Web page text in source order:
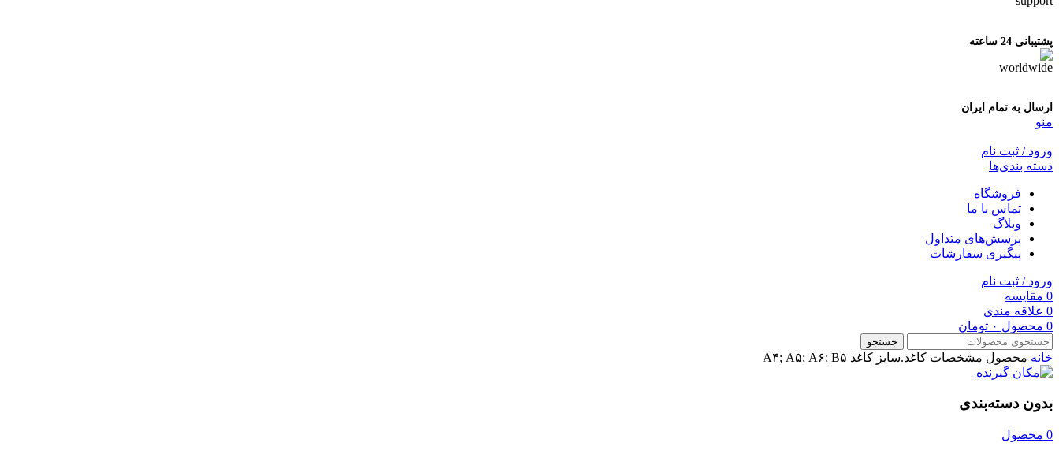
پشتیبانی 24 ساعته
ارسال به تمام ایران
منو
ورود / ثبت نام
دسته بندی‌ها
فروشگاه
تماس با ما
وبلاگ
پرسش‌های متداول
پیگیری سفارشات
ورود / ثبت نام
0 مقایسه
0 علاقه مندی
0 محصول ۰ تومان
جستجو
خانه محصول مشخصات کاغذ.سایز کاغذ A۴; A۵; A۶; B۵
بدون دسته‌بندی
0 محصول